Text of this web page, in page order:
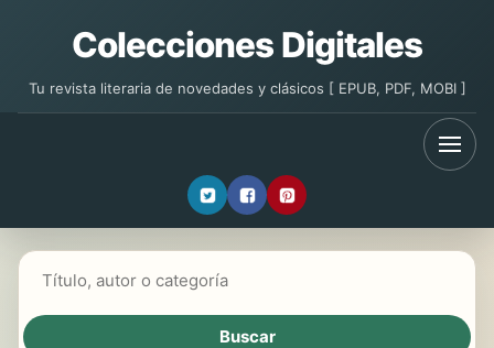
Colecciones Digitales
Tu revista literaria de novedades y clásicos [ EPUB, PDF, MOBI ]